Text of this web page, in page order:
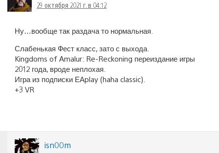
29 октября 2021 г. в 04:12
Ну…вообще так раздача то нормальная.
Слабенькая Фест класс, зато с выхода.
Kingdoms of Amalur: Re-Reckoning переиздание игры
2012 года, вроде неплохая.
Игра из подписки ЕАplay (haha classic).
+3 VR
isn00m